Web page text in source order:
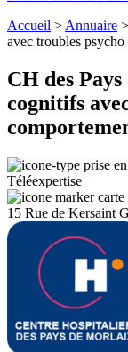
Accueil > Annuaire >
avec troubles
CH des
cognitifs
Téléexpertise
15 Rue de Kersaint